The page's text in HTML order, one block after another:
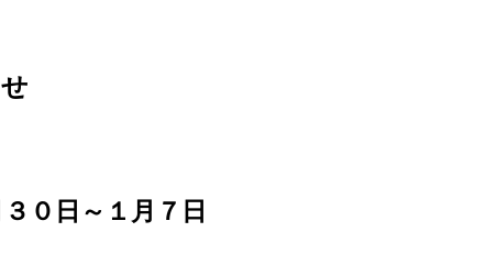
０日～１月７日